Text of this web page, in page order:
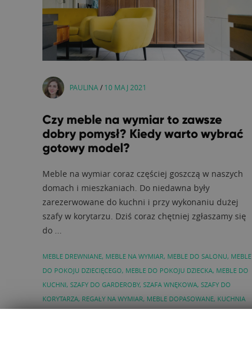
PAULINA / 10 MAJ 2021
Czy meble na wymiar to zawsze
dobry pomysł? Kiedy warto wybrać
gotowy model?
Meble na wymiar coraz częściej goszczą w naszych
domach i mieszkaniach. Do niedawna były
zarezerwowane do kuchni i przy wykonaniu dużej
szafy w korytarzu. Dziś coraz chętniej zgłaszamy się
do ...
MEBLE DREWNIANE, MEBLE NA WYMIAR, MEBLE DO SALONU, MEBLE
DO POKOJU DZIECIĘCEGO, MEBLE DO POKOJU DZIECKA, MEBLE DO
KUCHNI, SZAFY DO GARDEROBY, SZAFA WNĘKOWA, SZAFY DO
KORYTARZA, REGAŁY NA WYMIAR, MEBLE DOPASOWANE, KUCHNIA